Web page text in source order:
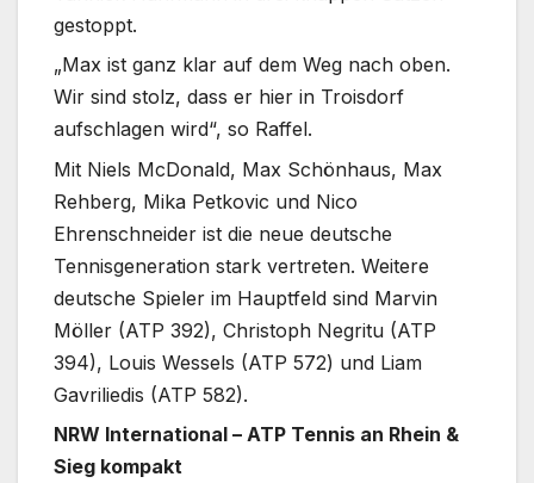
gestoppt.
„Max ist ganz klar auf dem Weg nach oben.
Wir sind stolz, dass er hier in Troisdorf
aufschlagen wird“, so Raffel.
Mit Niels McDonald, Max Schönhaus, Max
Rehberg, Mika Petkovic und Nico
Ehrenschneider ist die neue deutsche
Tennisgeneration stark vertreten. Weitere
deutsche Spieler im Hauptfeld sind Marvin
Möller (ATP 392), Christoph Negritu (ATP
394), Louis Wessels (ATP 572) und Liam
Gavriliedis (ATP 582).
NRW International – ATP Tennis an Rhein &
Sieg kompakt